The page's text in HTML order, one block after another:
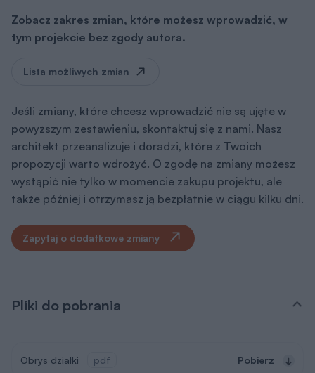
Zobacz zakres zmian, które możesz wprowadzić, w
tym projekcie bez zgody autora.
Lista możliwych zmian
Jeśli zmiany, które chcesz wprowadzić nie są ujęte w
powyższym zestawieniu, skontaktuj się z nami. Nasz
architekt przeanalizuje i doradzi, które z Twoich
propozycji warto wdrożyć. O zgodę na zmiany możesz
wystąpić nie tylko w momencie zakupu projektu, ale
także później i otrzymasz ją bezpłatnie w ciągu kilku dni.
Zapytaj o dodatkowe zmiany
Pliki do pobrania
Obrys działki pdf Pobierz